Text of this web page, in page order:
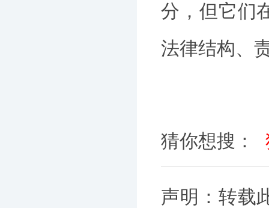
分，但它们
法律结构、
猜你想搜：
声明：转载